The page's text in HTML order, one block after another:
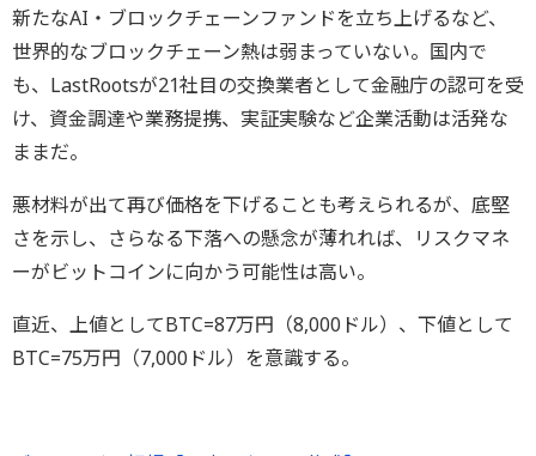
新たなAI・ブロックチェーンファンドを立ち上げるなど、
世界的なブロックチェーン熱は弱まっていない。国内で
も、LastRootsが21社目の交換業者として金融庁の認可を受
け、資金調達や業務提携、実証実験など企業活動は活発な
ままだ。
悪材料が出て再び価格を下げることも考えられるが、底堅
さを示し、さらなる下落への懸念が薄れれば、リスクマネ
ーがビットコインに向かう可能性は高い。
直近、上値としてBTC=87万円（8,000ドル）、下値として
BTC=75万円（7,000ドル）を意識する。